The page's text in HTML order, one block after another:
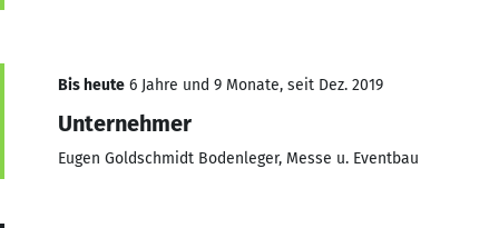
Bis heute 6 Jahre und 9 Monate, seit Dez. 2019
Unternehmer
Eugen Goldschmidt Bodenleger, Messe u. Eventbau